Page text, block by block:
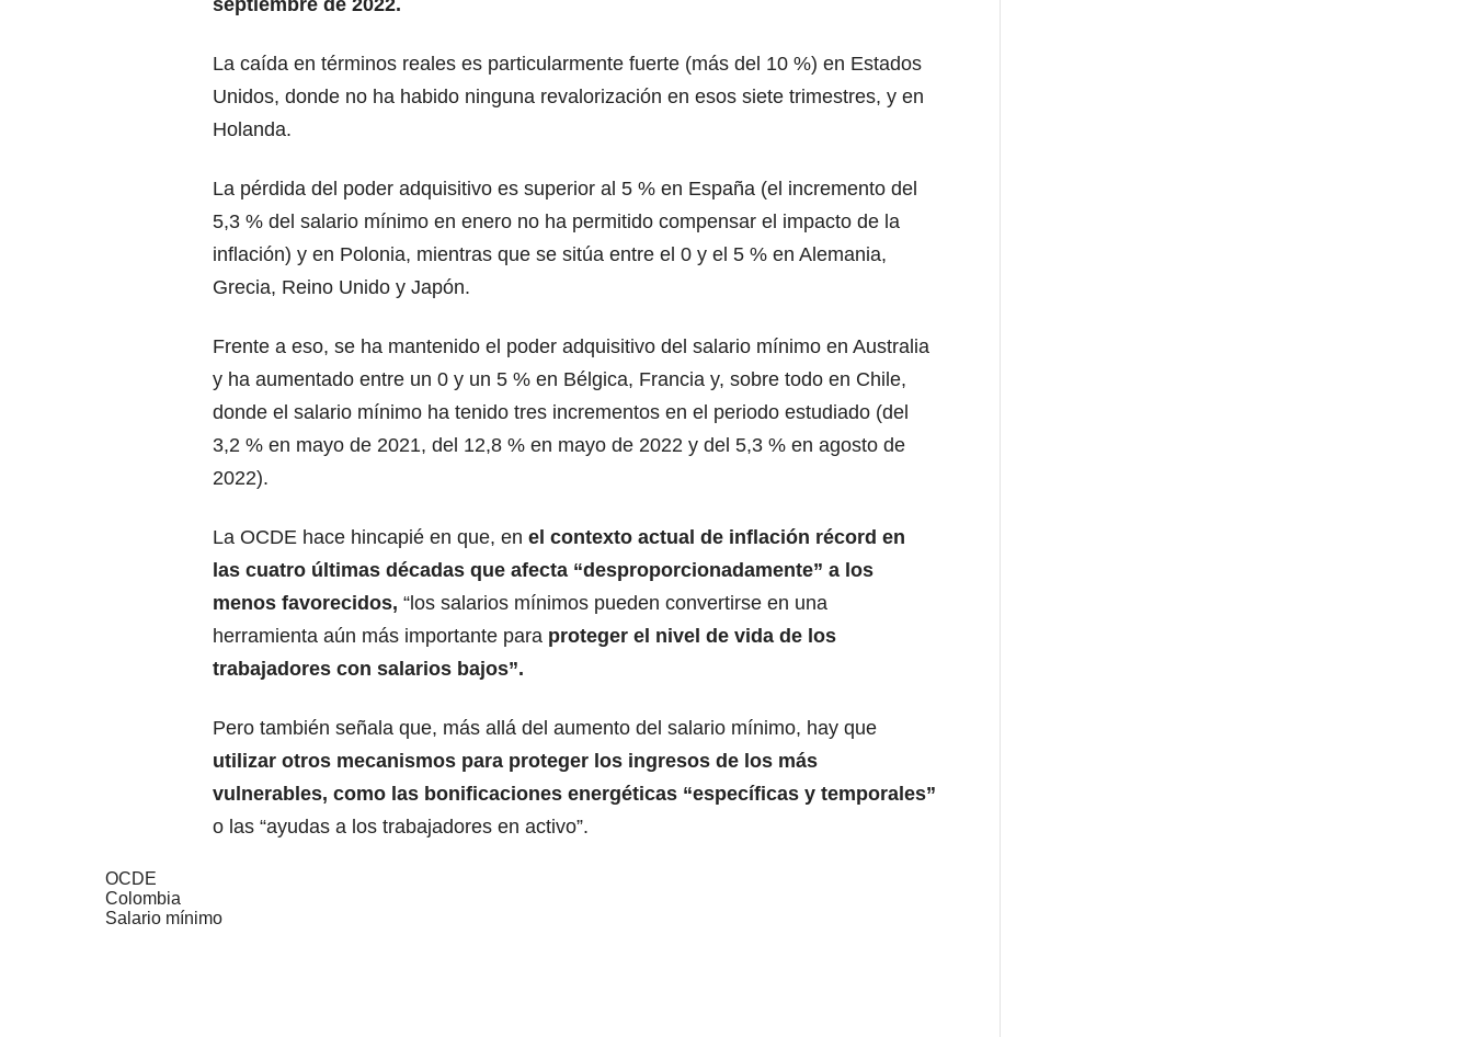
septiembre de 2022.
La caída en términos reales es particularmente fuerte (más del 10 %) en Estados
Unidos, donde no ha habido ninguna revalorización en esos siete trimestres, y en
Holanda.
La pérdida del poder adquisitivo es superior al 5 % en España (el incremento del
5,3 % del salario mínimo en enero no ha permitido compensar el impacto de la
inflación) y en Polonia, mientras que se sitúa entre el 0 y el 5 % en Alemania,
Grecia, Reino Unido y Japón.
Frente a eso, se ha mantenido el poder adquisitivo del salario mínimo en Australia
y ha aumentado entre un 0 y un 5 % en Bélgica, Francia y, sobre todo en Chile,
donde el salario mínimo ha tenido tres incrementos en el periodo estudiado (del
3,2 % en mayo de 2021, del 12,8 % en mayo de 2022 y del 5,3 % en agosto de
2022).
La OCDE hace hincapié en que, en el contexto actual de inflación récord en
las cuatro últimas décadas que afecta “desproporcionadamente” a los
menos favorecidos, “los salarios mínimos pueden convertirse en una
herramienta aún más importante para proteger el nivel de vida de los
trabajadores con salarios bajos”.
Pero también señala que, más allá del aumento del salario mínimo, hay que
utilizar otros mecanismos para proteger los ingresos de los más
vulnerables, como las bonificaciones energéticas “específicas y temporales”
o las “ayudas a los trabajadores en activo”.
OCDE
Colombia
Salario mínimo